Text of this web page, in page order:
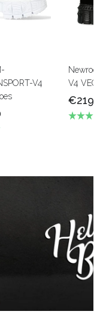
V4
V4